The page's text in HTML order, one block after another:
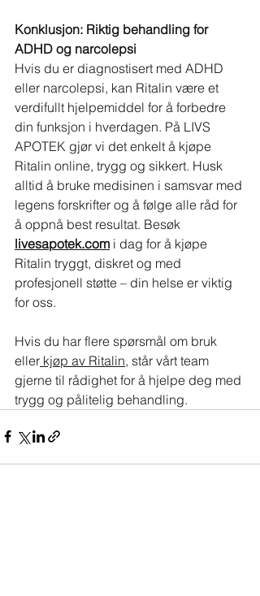
Konklusjon: Riktig behandling for
ADHD og narcolepsi
Hvis du er diagnostisert med ADHD
eller narcolepsi, kan Ritalin være et
verdifullt hjelpemiddel for å forbedre
din funksjon i hverdagen. På LIVS
APOTEK gjør vi det enkelt å kjøpe
Ritalin online, trygg og sikkert. Husk
alltid å bruke medisinen i samsvar med
legens forskrifter og å følge alle råd for
å oppnå best resultat. Besøk
livesapotek.com i dag for å kjøpe
Ritalin tryggt, diskret og med
profesjonell støtte – din helse er viktig
for oss.
Hvis du har flere spørsmål om bruk
eller kjøp av Ritalin, står vårt team
gjerne til rådighet for å hjelpe deg med
trygg og pålitelig behandling.